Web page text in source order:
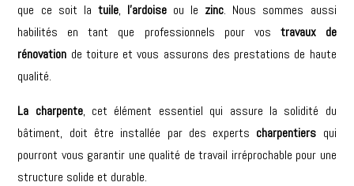
que ce soit la tuile, l’ardoiseou le zinc. Nous sommes aussi
habilités en tant que professionnels pour vos travaux de
rénovation de toiture et vous assurons des prestations de haute
qualité.
La charpente, cet élément essentiel qui assure la solidité du
bâtiment, doit être installée par des experts charpentiers qui
pourront vous garantir une qualité de travail irréprochable pour une
structure solide et durable.